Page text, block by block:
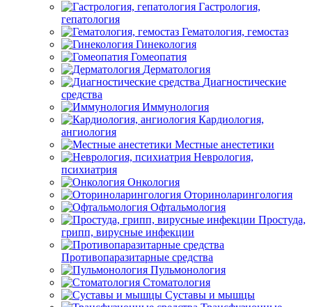
Гастрология,
гепатология
Гематология, гемостаз
Гинекология
Гомеопатия
Дерматология
Диагностические
средства
Иммунология
Кардиология,
ангиология
Местные анестетики
Неврология,
психиатрия
Онкология
Оториноларингология
Офтальмология
Простуда,
грипп, вирусные инфекции
Противопаразитарные средства
Пульмонология
Стоматология
Суставы и мышцы